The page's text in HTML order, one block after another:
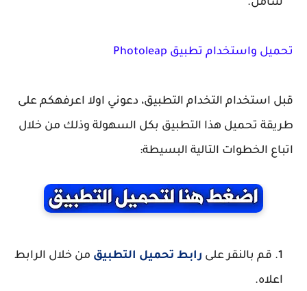
شامل.
تحميل واستخدام تطبيق Photoleap
قبل استخدام التخدام التطبيق، دعوني اولا اعرفهكم على
طريقة تحميل هذا التطبيق بكل السهولة وذلك من خلال
اتباع الخطوات التالية البسيطة:
قم بالنقر على رابط تحميل التطبيق من خلال الرابط
اعلاه.